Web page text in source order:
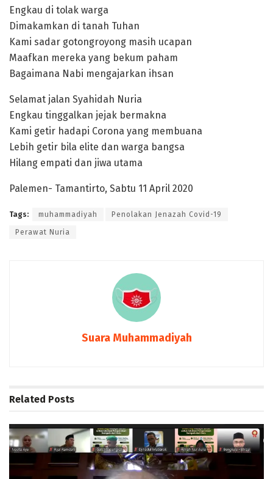
Engkau di tolak warga
Dimakamkan di tanah Tuhan
Kami sadar gotongroyong masih ucapan
Maafkan mereka yang bekum paham
Bagaimana Nabi mengajarkan ihsan
Selamat jalan Syahidah Nuria
Engkau tinggalkan jejak bermakna
Kami getir hadapi Corona yang membuana
Lebih getir bila elite dan warga bangsa
Hilang empati dan jiwa utama
Palemen- Tamantirto, Sabtu 11 April 2020
Tags: muhammadiyah Penolakan Jenazah Covid-19
Perawat Nuria
Suara Muhammadiyah
Related Posts